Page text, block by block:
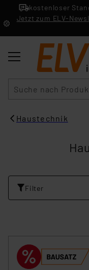
kostenloser
Jetzt zum ELV-
Haustechnik
Filter